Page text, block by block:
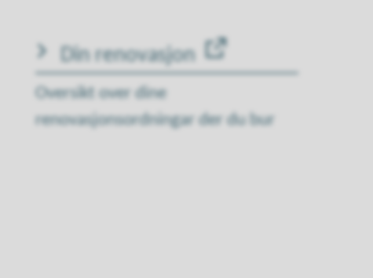
Din renovasjon
Oversikt over dine
renovasjonsordningar der du bur